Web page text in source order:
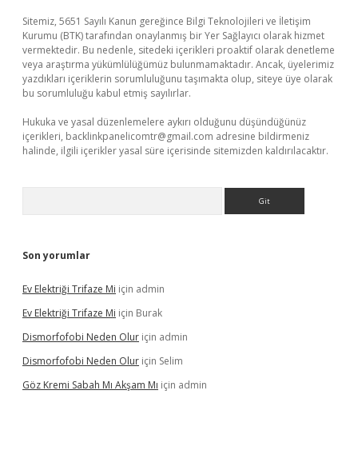
Sitemiz, 5651 Sayılı Kanun gereğince Bilgi Teknolojileri ve İletişim
Kurumu (BTK) tarafından onaylanmış bir Yer Sağlayıcı olarak hizmet
vermektedir. Bu nedenle, sitedeki içerikleri proaktif olarak denetleme
veya araştırma yükümlülüğümüz bulunmamaktadır. Ancak, üyelerimiz
yazdıkları içeriklerin sorumluluğunu taşımakta olup, siteye üye olarak
bu sorumluluğu kabul etmiş sayılırlar.
Hukuka ve yasal düzenlemelere aykırı olduğunu düşündüğünüz
içerikleri, backlinkpanelicomtr@gmail.com adresine bildirmeniz
halinde, ilgili içerikler yasal süre içerisinde sitemizden kaldırılacaktır.
Son yorumlar
Ev Elektriği Trifaze Mi için admin
Ev Elektriği Trifaze Mi için Burak
Dismorfofobi Neden Olur için admin
Dismorfofobi Neden Olur için Selim
Göz Kremi Sabah Mı Akşam Mı için admin